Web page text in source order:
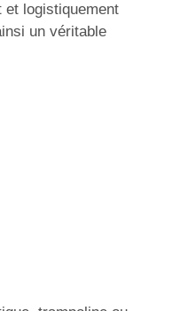
et logistiquement
un véritable